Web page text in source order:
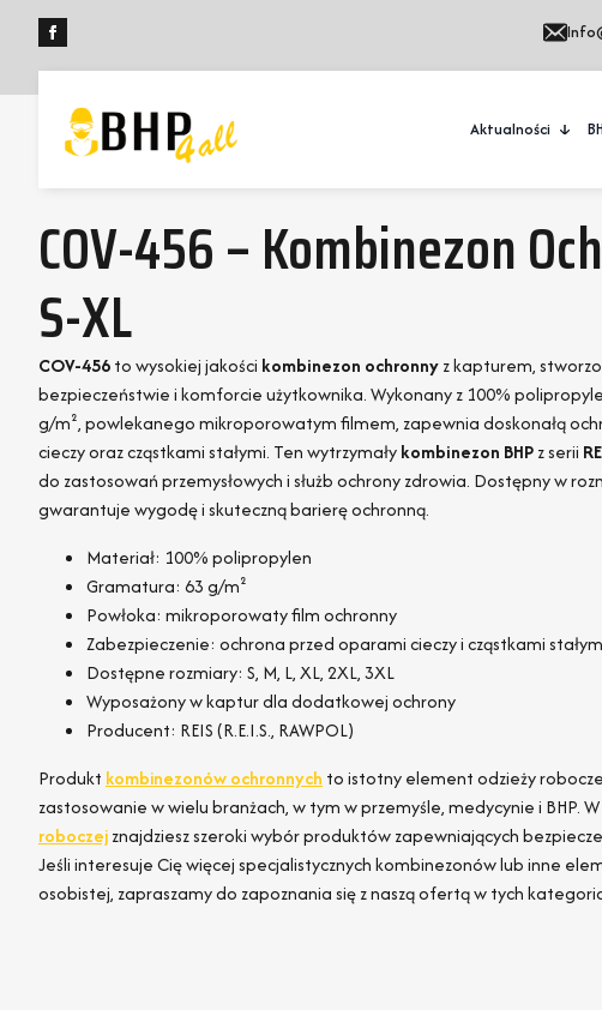
Aktualności
COV-456 – Kombinezon
S-XL
COV-456to wysokiej jakości kombinezon ochronnyz kapturem,
bezpieczeństwie i komforcie użytkownika. Wykonany z 100%
g/m², powlekanego mikroporowatym filmem, zapewnia doskonałą
cieczy oraz cząstkami stałymi. Ten wytrzymałykombinezon BHPz serii
do zastosowań przemysłowych i służb ochrony zdrowia. Dostępny w
gwarantuje wygodę i skuteczną barierę ochronną.
Materiał: 100% polipropylen
Gramatura: 63 g/m²
Powłoka: mikroporowaty film ochronny
Zabezpieczenie: ochrona przed oparami cieczy i cząstkami
Dostępne rozmiary: S, M, L, XL, 2XL, 3XL
Wyposażony w kaptur dla dodatkowej ochrony
Producent: REIS (R.E.I.S., RAWPOL)
Produkt kombinezonów ochronnych to istotny element odzieży
zastosowanie w wielu branżach, w tym w przemyśle, medycynie i BHP.
roboczejznajdziesz szeroki wybór produktów zapewniających
Jeśli interesuje Cię więcej specjalistycznych kombinezonów lub inne
osobistej, zapraszamy do zapoznania się z naszą ofertą w tych